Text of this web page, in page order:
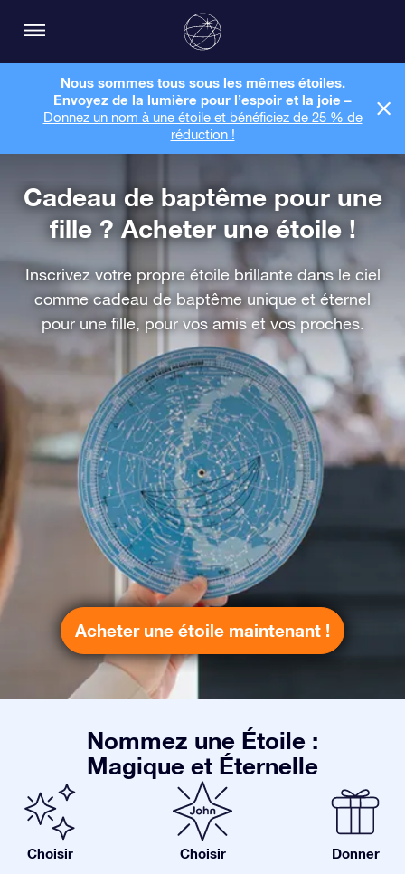
Nous sommes tous sous les mêmes étoiles.
Envoyez de la lumière pour l’espoir et la joie –
Donnez un nom à une étoile et bénéficiez de 25 % de
réduction !
Cadeau de baptême pour une
fille ? Acheter une étoile !
Inscrivez votre propre étoile brillante dans le ciel
comme cadeau de baptême unique et éternel
pour une fille, pour vos amis et vos proches.
Acheter une étoile maintenant !
Nommez une Étoile :
Magique et Éternelle
Choisir Choisir Donner